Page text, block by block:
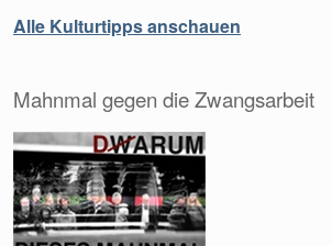
Alle Kulturtipps anschauen
Mahnmal gegen die Zwangsarbeit